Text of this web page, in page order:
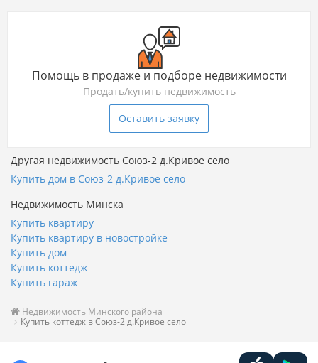
Помощь в продаже и подборе недвижимости
Продать/купить недвижимость
Оставить заявку
Другая недвижимость Союз-2 д.Кривое село
Купить дом в Союз-2 д.Кривое село
Недвижимость Минска
Купить квартиру
Купить квартиру в новостройке
Купить дом
Купить коттедж
Купить гараж
Недвижимость Минского района
Купить коттедж в Союз-2 д.Кривое село